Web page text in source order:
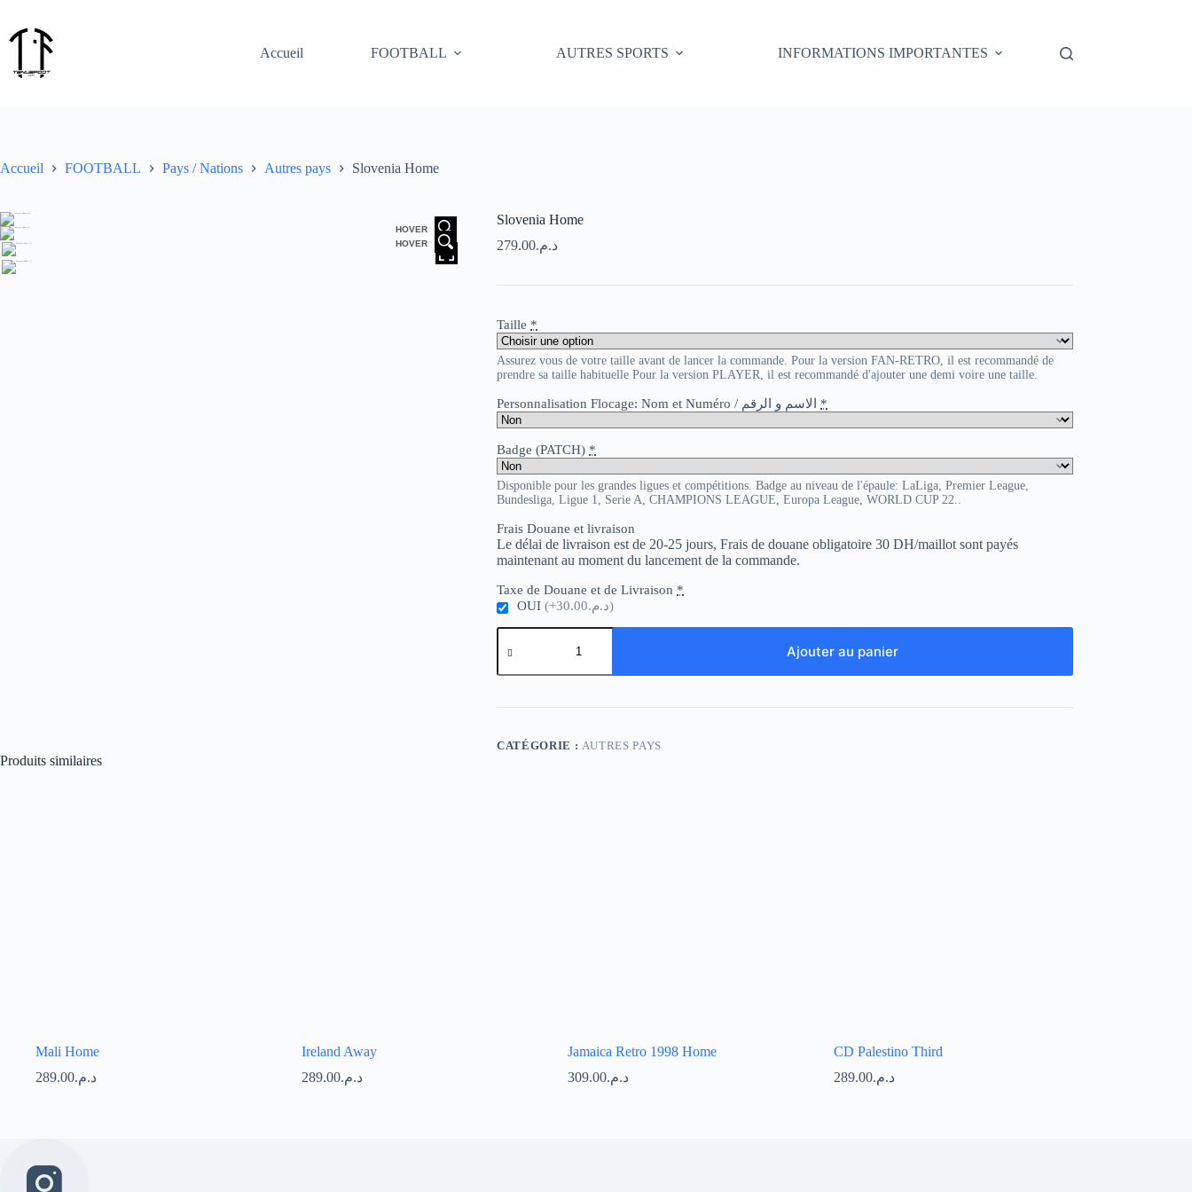
contenu
Accueil
FOOTBALL AUTRES SPORTS INFORMATIONS IMPORTANTES
Accueil FOOTBALL Pays / Nations Autres pays Slovenia Home
HOVER
HOVER
Slovenia Home
د.م.279.00
Taille *
Assurez vous de votre taille avant de lancer la commande. Pour la version FAN-RETRO, il est recommandé de
prendre sa taille habituelle Pour la version PLAYER, il est recommandé d'ajouter une demi voire une taille.
Personnalisation Flocage: Nom et Numéro / الاسم و الرقم *
Badge (PATCH) *
Disponible pour les grandes ligues et compétitions. Badge au niveau de l'épaule: LaLiga, Premier League,
Bundesliga, Ligue 1, Serie A, CHAMPIONS LEAGUE, Europa League, WORLD CUP 22..
Frais Douane et livraison
Le délai de livraison est de 20-25 jours, Frais de douane obligatoire 30 DH/maillot sont payés
maintenant au moment du lancement de la commande.
Taxe de Douane et de Livraison *
OUI
(+د.م.30.00)
quantité
de
Home
Ajouter au panier
CATÉGORIE : AUTRES PAYS
Produits similaires
Mali Home
د.م.289.00
Ireland Away
د.م.289.00
Jamaica Retro 1998 Home
د.م.309.00
CD Palestino Third
د.م.289.00